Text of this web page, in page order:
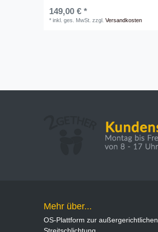
149,00 € *
*inkl. ges. MwSt. zzgl.Versandkosten
Mehr über...
OS-Plattform zur außergerichtlichen